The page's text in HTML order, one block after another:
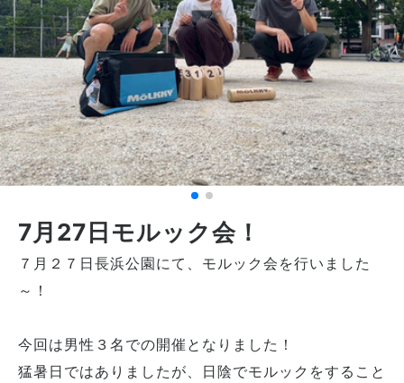
7月27日モルック会！
７月２７日長浜公園にて、モルック会を行いました
～！
今回は男性３名での開催となりました！
猛暑日ではありましたが、日陰でモルックをすること